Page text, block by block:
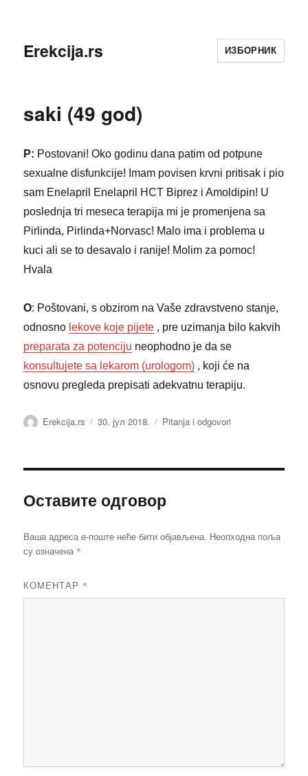
Erekcija.rs ИЗБОРНИК
saki (49 god)
P: Postovani! Oko godinu dana patim od potpune
sexualne disfunkcije! Imam povisen krvni pritisak i pio
sam Enelapril Enelapril HCT Biprez i Amoldipin! U
poslednja tri meseca terapija mi je promenjena sa
Pirlinda, Pirlinda+Norvasc! Malo ima i problema u
kuci ali se to desavalo i ranije! Molim za pomoc!
Hvala
O: Poštovani, s obzirom na Vaše zdravstveno stanje,
odnosno lekove koje pijete , pre uzimanja bilo kakvih
preparata za potenciju neophodno je da se
konsultujete sa lekarom (urologom) , koji će na
osnovu pregleda prepisati adekvatnu terapiju.
Аутор
Erekcija.rs Објављено
30. јул 2018. Категорије
Pitanja i odgovori
Оставите одговор
Ваша адреса е-поште неће бити објављена. Неопходна поља
су означена *
КОМЕНТАР *